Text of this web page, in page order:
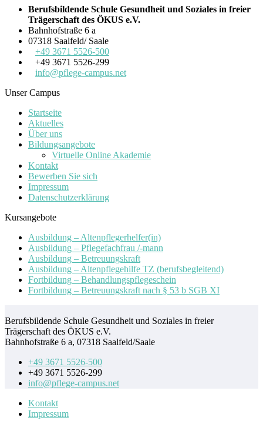
Berufsbildende Schule Gesundheit und Soziales in freier
Trägerschaft des ÖKUS e.V.
Bahnhofstraße 6 a
07318 Saalfeld/ Saale
+49 3671 5526-500
+49 3671 5526-299
info@pflege-campus.net
Unser Campus
Startseite
Aktuelles
Über uns
Bildungsangebote
Virtuelle Online Akademie
Kontakt
Bewerben Sie sich
Impressum
Datenschutzerklärung
Kursangebote
Ausbildung – Altenpflegerhelfer(in)
Ausbildung – Pflegefachfrau /-mann
Ausbildung – Betreuungskraft
Ausbildung – Altenpflegehilfe TZ (berufsbegleitend)
Fortbildung – Behandlungspflegeschein
Fortbildung – Betreuungskraft nach § 53 b SGB XI
Berufsbildende Schule Gesundheit und Soziales in freier
Trägerschaft des ÖKUS e.V.
Bahnhofstraße 6 a, 07318 Saalfeld/Saale
+49 3671 5526-500
+49 3671 5526-299
info@pflege-campus.net
Kontakt
Impressum